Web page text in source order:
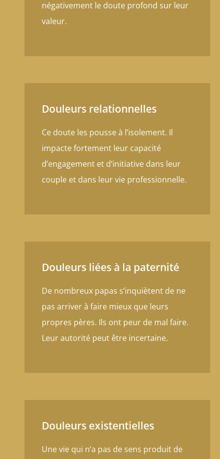
négativement le doute profond sur leur
valeur.
Douleurs relationnelles
Ce doute les pousse à l’isolement. Il
impacte fortement leur capacité
d’engagement et d’initiative dans leur
couple et dans leur vie professionnelle.
Douleurs liées à la paternité
De nombreux papas s’inquiètent de ne
pas arriver à faire mieux que leurs
propres pères. Ils ont peur de mal faire.
Leur autorité peut être incertaine.
Douleurs existentielles
Une vie qui n’a pas de sens produit de